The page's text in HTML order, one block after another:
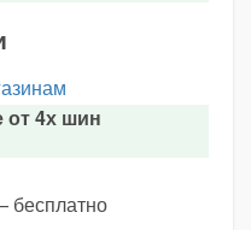
4х шин
бесплатно